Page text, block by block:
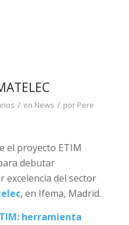
/ en News / por Pere
el proyecto ETIM
debutar
excelencia del sector
, en Ifema, Madrid.
herramienta